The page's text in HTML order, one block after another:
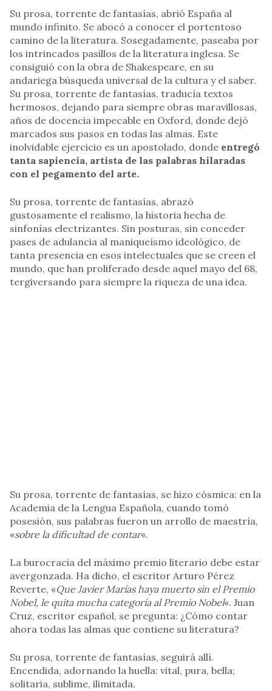
Su prosa, torrente de fantasías, abrió España al
mundo infinito. Se abocó a conocer el portentoso
camino de la literatura. Sosegadamente, paseaba por
los intrincados pasillos de la literatura inglesa. Se
consiguió con la obra de Shakespeare, en su
andariega búsqueda universal de la cultura y el saber.
Su prosa, torrente de fantasías, traducía textos
hermosos, dejando para siempre obras maravillosas,
años de docencia impecable en Oxford, donde dejó
marcados sus pasos en todas las almas. Este
inolvidable ejercicio es un apostolado, donde entregó
tanta sapiencia, artista de las palabras hilaradas
con el pegamento del arte.
Su prosa, torrente de fantasías, abrazó
gustosamente el realismo, la historia hecha de
sinfonías electrizantes. Sin posturas, sin conceder
pases de adulancia al maniqueísmo ideológico, de
tanta presencia en esos intelectuales que se creen el
mundo, que han proliferado desde aquel mayo del 68,
tergiversando para siempre la riqueza de una idea.
Su prosa, torrente de fantasías, se hizo cósmica: en la
Academia de la Lengua Española, cuando tomó
posesión, sus palabras fueron un arrollo de maestría,
«sobre la dificultad de contar«.
La burocracia del máximo premio literario debe estar
avergonzada. Ha dicho, el escritor Arturo Pérez
Reverte, «Que Javier Marías haya muerto sin el Premio
Nobel, le quita mucha categoría al Premio Nobel«. Juan
Cruz, escritor español, se pregunta: ¿Cómo contar
ahora todas las almas que contiene su literatura?
Su prosa, torrente de fantasías, seguirá allí.
Encendida, adornando la huella: vital, pura, bella;
solitaria, sublime, ilimitada.